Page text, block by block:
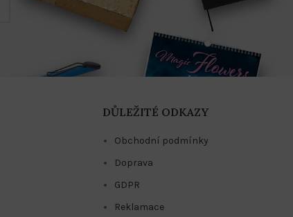
DŮLEŽITÉ ODKAZY
Obchodní podmínky
Doprava
GDPR
Reklamace